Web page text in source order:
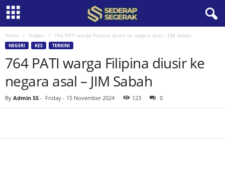
Home Negeri 764 PATI warga Filipina diusir ke negara asal – JIM Sabah
NEGERI KES TERKINI
764 PATI warga Filipina diusir ke
negara asal – JIM Sabah
By Admin SS - Friday - 15 November 2024 123 0